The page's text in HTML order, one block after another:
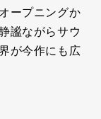
ープニングか
謐ながらサウ
が今作にも広